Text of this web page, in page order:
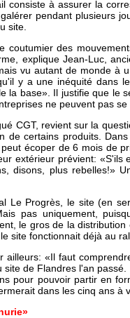
consiste à assurer la
pendant plusieurs
site.
coutumier des
explique Jean-Luc,
vu autant de monde à
y a une inéquité dans
la base». Il justifie que le
ne peuvent pas
CGT, revient sur la
de certains produits.
écoper de 6 mois de
extérieur prévient:
disons, plus rebelles!»
Le Progrès, le site (en
pas uniquement,
le gros de la
site fonctionnait déjà au
ailleurs: «Il faut
de Flandres l'an
pour pouvoir partir en
dans les cinq ans